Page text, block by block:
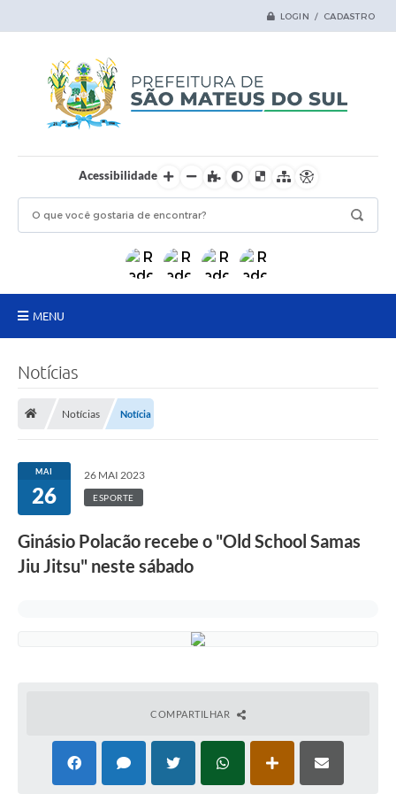
LOGIN / CADASTRO
Acessibilidade
MENU
Transparência
Secretarias
Ouvidoria
PSS Unificado 2025
INOVA_SÃO MATEUS DO SUL
Notícias
Notícias Notícia
MAI
26
26 MAI 2023
ESPORTE
Ginásio Polacão recebe o "Old School Samas
Jiu Jitsu" neste sábado
COMPARTILHAR